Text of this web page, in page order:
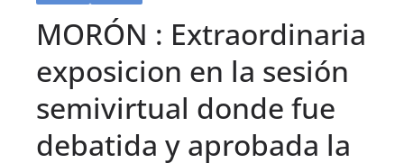
MORÓN : Extraordinaria
exposicion en la sesión
semivirtual donde fue
debatida y aprobada la